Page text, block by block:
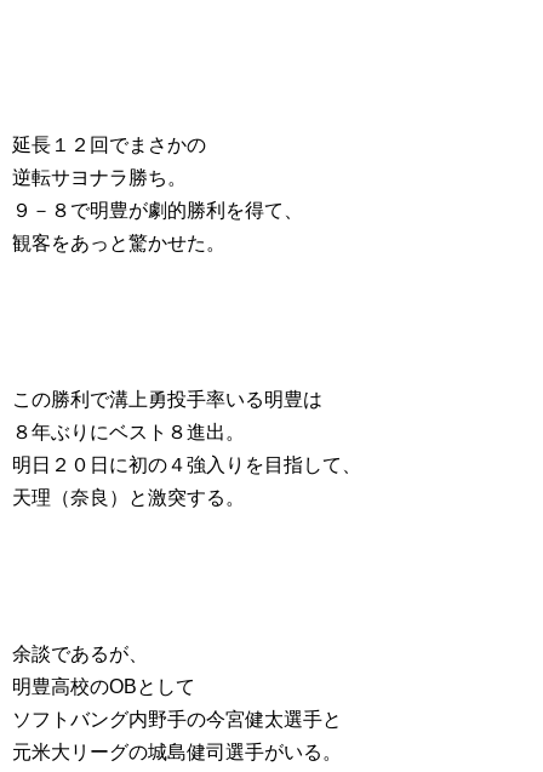
延長１２回でまさかの
逆転サヨナラ勝ち。
９－８で明豊が劇的勝利を得て、
観客をあっと驚かせた。
この勝利で溝上勇投手率いる明豊は
８年ぶりにベスト８進出。
明日２０日に初の４強入りを目指して、
天理（奈良）と激突する。
余談であるが、
明豊高校のOBとして
ソフトバング内野手の今宮健太選手と
元米大リーグの城島健司選手がいる。